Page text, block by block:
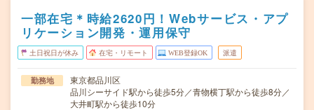
一部在宅＊時給2620円！Webサービス・アプ
リケーション開発・運用保守
土日祝日が休み 在宅・リモート WEB登録OK 派遣
勤務地
東京都品川区
品川シーサイド駅から徒歩5分／青物横丁駅から徒歩8分／
大井町駅から徒歩10分